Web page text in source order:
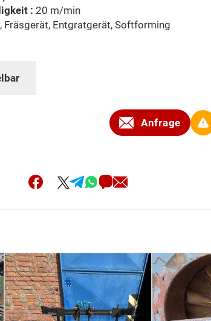
: 20 m/min
Fräsgerät, Entgratgerät, Softforming
Anfrage